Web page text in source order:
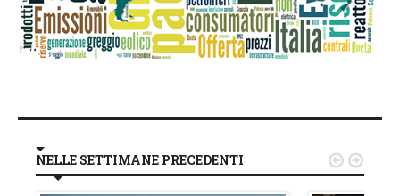
NELLE SETTIMANE PRECEDENTI  